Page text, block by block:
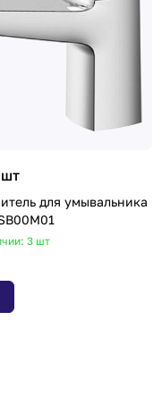
шт
для умывальника
3 шт